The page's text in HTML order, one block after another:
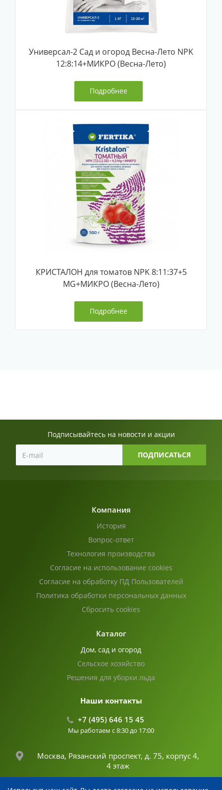
Универсал-2 Сад и огород Весна-Лето NPK
12:8:14+МИКРО (Весна-Лето)
Подробнее
КРИСТАЛОН для томатов NPK 8:11:37+5
MG+МИКРО (Весна-Лето)
Подробнее
Подписывайтесь на новости и акции
Компания
История
Вопрос-ответ
Технология производства
Согласие на использование cookies
Согласие на обработку ПД Пользователей
Политика обработки персональных данных
Сбросить cookies
Каталог
Дом, сад и огород
Сельское хозяйство
Решения для уборки льда
Наши контакты
+7 (495) 646 15 45
Мы работаем с 8:30 до 17:00
Москва, Рязанский проспект, д. 75, корпус 4,
4 этаж